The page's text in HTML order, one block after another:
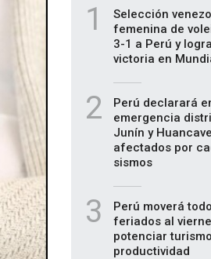
1
Selección
femenina de
3-1 a Perú y
victoria en
2
Perú declarará
emergencia
Junín y
afectados por
sismos
3
Perú moverá
feriados al
potenciar
productividad